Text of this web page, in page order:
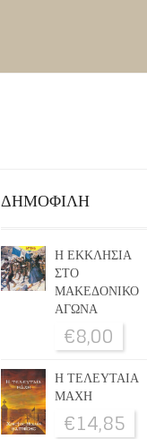
ΔΗΜΟΦΙΛΗ
Η ΕΚΚΛΗΣΙΑ
ΣΤΟ
ΜΑΚΕΔΟΝΙΚΟ
ΑΓΩΝΑ
€8,00
Η ΤΕΛΕΥΤΑΙΑ
ΜΑΧΗ
€14,85